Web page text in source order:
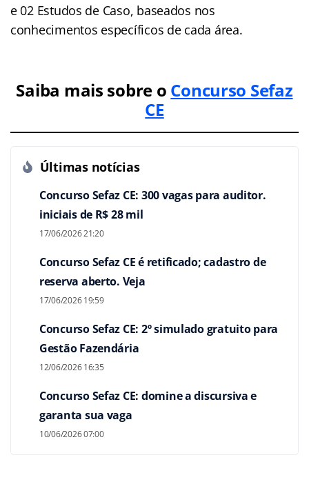
e 02 Estudos de Caso, baseados nos
conhecimentos específicos de cada área.
Saiba mais sobre o Concurso Sefaz
CE
Últimas notícias
Concurso Sefaz CE: 300 vagas para auditor.
iniciais de R$ 28 mil
17/06/2026 21:20
Concurso Sefaz CE é retificado; cadastro de
reserva aberto. Veja
17/06/2026 19:59
Concurso Sefaz CE: 2º simulado gratuito para
Gestão Fazendária
12/06/2026 16:35
Concurso Sefaz CE: domine a discursiva e
garanta sua vaga
10/06/2026 07:00